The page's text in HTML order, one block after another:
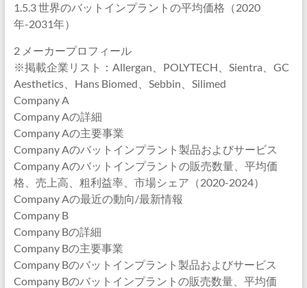
1.5.3 世界のバットインプラントの平均価格（2020
年-2031年）
2 メーカープロフィール
※掲載企業リスト：Allergan、POLYTECH、Sientra、GC
Aesthetics、Hans Biomed、Sebbin、Silimed
Company A
Company Aの詳細
Company Aの主要事業
Company Aのバットインプラント製品およびサービス
Company Aのバットインプラントの販売数量、平均価
格、売上高、粗利益率、市場シェア（2020-2024）
Company Aの最近の動向/最新情報
Company B
Company Bの詳細
Company Bの主要事業
Company Bのバットインプラント製品およびサービス
Company Bのバットインプラントの販売数量、平均価